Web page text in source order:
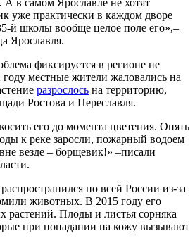
уже практически в каждом дворе
й школы вообще целое поле его»,–
Ярославля.
фиксируется в регионе не
местные жители жаловались на
разрослось на территорию,
Ростова и Переславля.
его до момента цветения. Опять
к реке заросли, пожарный водоем
везде – борщевик!» –писали
по всей России из-за
животных. В 2015 году его
растений. Плоды и листья сорняка
при попадании на кожу вызывают